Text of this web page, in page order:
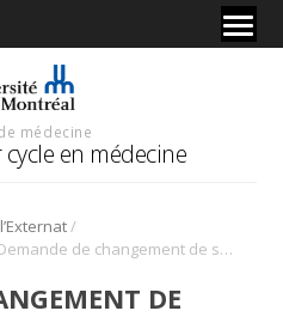
médecine
en médecine
/
Demande de changement de stage à option
DE